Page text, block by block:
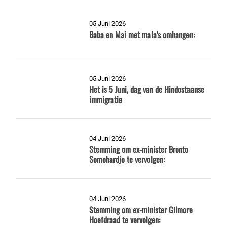
05 Juni 2026
Baba en Mai met mala's omhangen:
05 Juni 2026
Het is 5 Juni, dag van de Hindostaanse
immigratie
04 Juni 2026
Stemming om ex-minister Bronto
Somohardjo te vervolgen:
04 Juni 2026
Stemming om ex-minister Gilmore
Hoefdraad te vervolgen: